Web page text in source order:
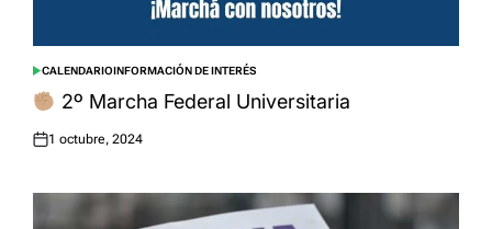
POSTED
IN
CALENDARIOINFORMACIÓN DE INTERÉS
2º Marcha Federal Universitaria
Posted
1 octubre, 2024